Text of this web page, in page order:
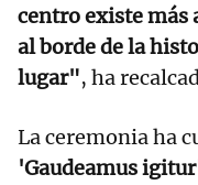
centro existe más
al borde de la
lugar", ha
La ceremonia ha
'Gaudeamus